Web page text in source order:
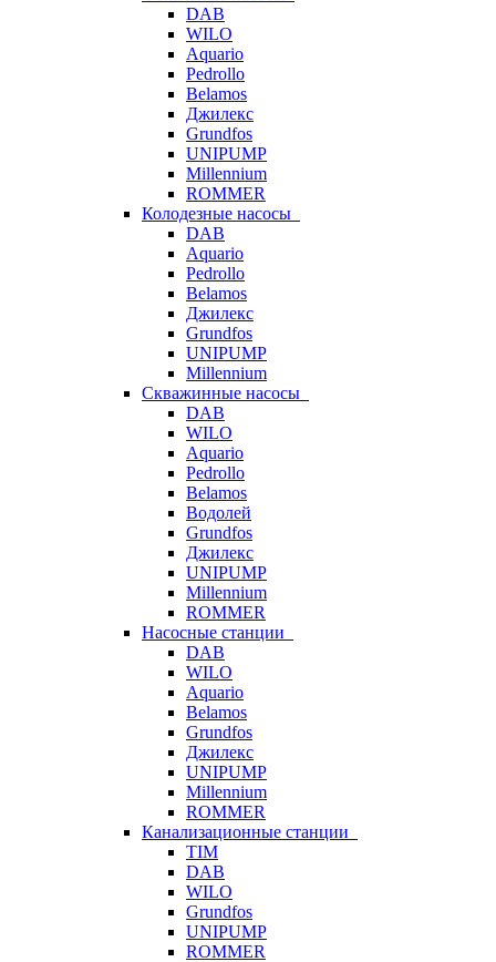
DAB
WILO
Aquario
Pedrollo
Belamos
Джилекс
Grundfos
UNIPUMP
Millennium
ROMMER
Колодезные насосы
DAB
Aquario
Pedrollo
Belamos
Джилекс
Grundfos
UNIPUMP
Millennium
Скважинные насосы
DAB
WILO
Aquario
Pedrollo
Belamos
Водолей
Grundfos
Джилекс
UNIPUMP
Millennium
ROMMER
Насосные станции
DAB
WILO
Aquario
Belamos
Grundfos
Джилекс
UNIPUMP
Millennium
ROMMER
Канализационные станции
TIM
DAB
WILO
Grundfos
UNIPUMP
ROMMER